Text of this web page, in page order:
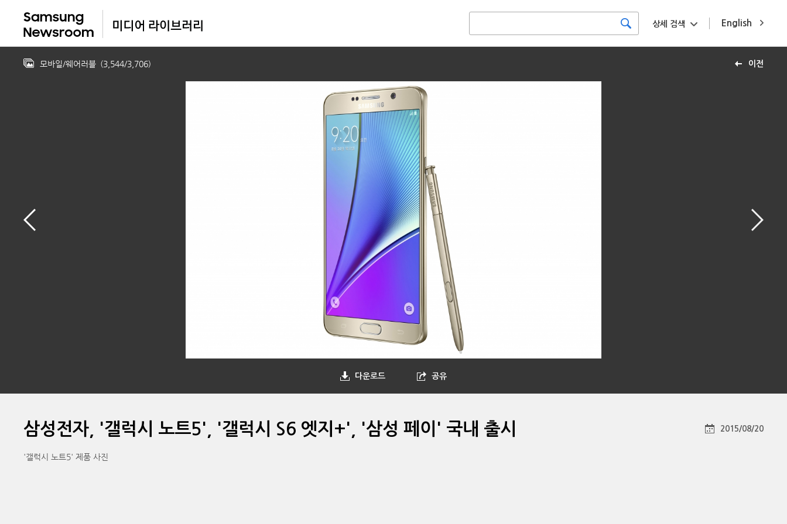
English
상세 검색
이전
모바일/웨어러블 (3,544/3,706)
다운로드 공유
삼성전자, '갤럭시 노트5', '갤럭시 S6 엣지+', '삼성 페이' 국내 출시 2015/08/20
'갤럭시 노트5' 제품 사진